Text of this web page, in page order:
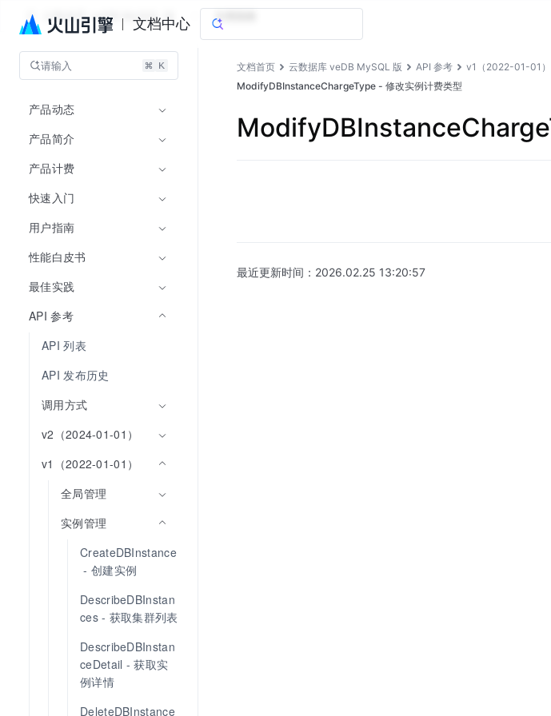
文档中心
云数据库 veDB MySQL 版 文档指南
请输入
产品动态
产品简介
产品计费
快速入门
用户指南
性能白皮书
最佳实践
API 参考
API 列表
API 发布历史
调用方式
v2（2024-01-01）
v1（2022-01-01）
全局管理
实例管理
CreateDBInstance
- 创建实例
DescribeDBInstan
ces - 获取集群列表
DescribeDBInstan
ceDetail - 获取实
例详情
DeleteDBInstance
文档首页 云数据库 veDB MySQL 版 API 参考 v1（2022-01-01）
ModifyDBInstanceChargeType - 修改实例计费类型
最近更新时间： 2026.02.25 13:20:57